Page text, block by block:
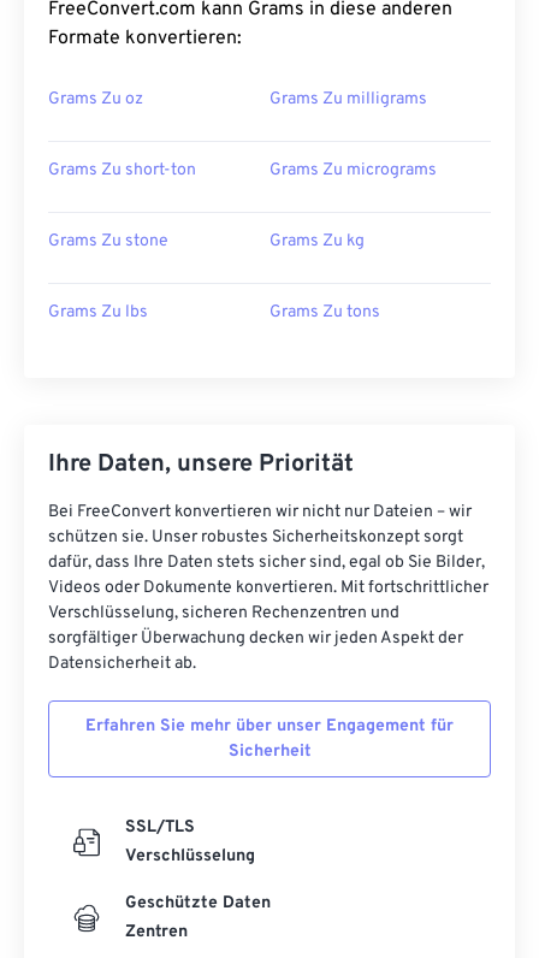
FreeConvert.com kann Grams in diese anderen
Formate konvertieren:
Grams Zu oz Grams Zu milligrams
Grams Zu short-ton Grams Zu micrograms
Grams Zu stone Grams Zu kg
Grams Zu lbs Grams Zu tons
Ihre Daten, unsere Priorität
Bei FreeConvert konvertieren wir nicht nur Dateien – wir
schützen sie. Unser robustes Sicherheitskonzept sorgt
dafür, dass Ihre Daten stets sicher sind, egal ob Sie Bilder,
Videos oder Dokumente konvertieren. Mit fortschrittlicher
Verschlüsselung, sicheren Rechenzentren und
sorgfältiger Überwachung decken wir jeden Aspekt der
Datensicherheit ab.
Erfahren Sie mehr über unser Engagement für
Sicherheit
SSL/TLS
Verschlüsselung
Geschützte Daten
Zentren